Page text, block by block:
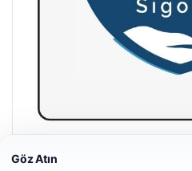
Cengiz Sigorta
Göz Atın